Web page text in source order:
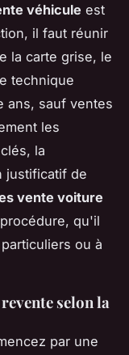
véhicule est
il faut réunir
la carte grise, le
technique
ans, sauf ventes
les
la
justificatif de
vente voiture
qu'il
ou à
selon la
par une